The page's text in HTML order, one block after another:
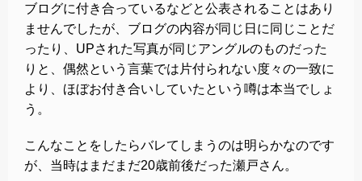
ブログに付き合っているなどと公表されることはあり
ませんでしたが、ブログの内容が同じ日に同じことだ
ったり、UPされた写真が同じアングルのものだった
りと、偶然という言葉では片付られない度々の一致に
より、ほぼお付き合いしていたという噂は本当でしょ
う。
こんなことをしたらバレてしまうのは明らかなのです
が、当時はまだまだ20歳前後だった瀬戸さん。